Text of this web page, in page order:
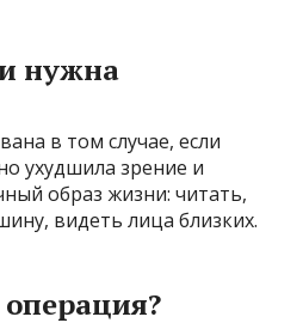
нужна
в том случае, если
ухудшила зрение и
образ жизни: читать,
видеть лица близких.